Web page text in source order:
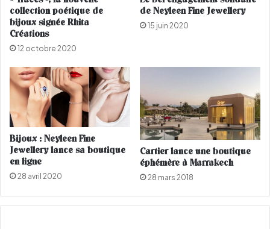
s
t
p
l
g
a
n
d
q
u
e
i
a
é
t
c
a
b
r
i
o
l
é
collection poétique de
bijoux signée Rhita
Créations
12 octobre 2020
de Neyleen Fine Jewellery
15 juin 2020
Bijoux : Neyleen Fine
Jewellery lance sa boutique
en ligne
28 avril 2020
Cartier lance une boutique
éphémère à Marrakech
28 mars 2018